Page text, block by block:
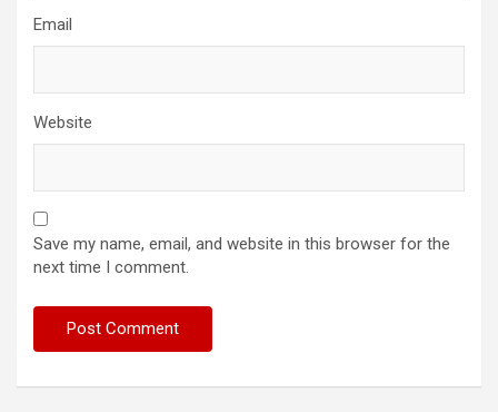
Email
Website
Save my name, email, and website in this browser for the
next time I comment.